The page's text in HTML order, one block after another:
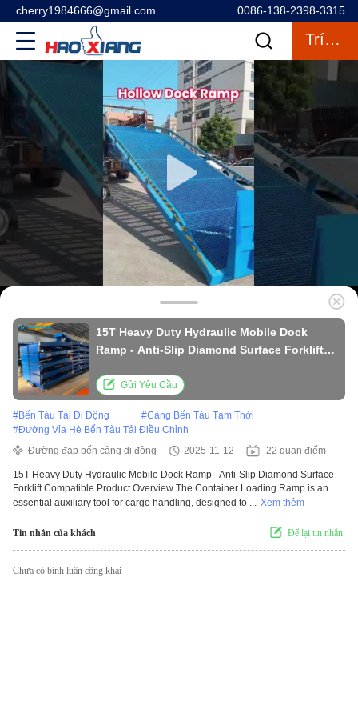
cherry1984666@gmail.com 0086-138-2398-3315
Trích Dẫn
15T Heavy Duty Hydraulic Mobile Dock
Ramp - Anti-Slip Diamond Surface Forklift
Gửi Yêu Cầu
#Bến Tàu Tải Di Động #Cảng Bến Tàu Tạm Thời
#Đường Vỉa Hè Bến Tàu Tải Điều Chỉnh
Đường đạp bến cảng di động
2025-11-12 22 quan điểm
15T Heavy Duty Hydraulic Mobile Dock Ramp - Anti-Slip Diamond Surface
Forklift Compatible Product Overview The Container Loading Ramp is an
essential auxiliary tool for cargo handling, designed to ... Xem thêm
Tin nhắn của khách Để lại tin nhắn.
Chưa có bình luận công khai